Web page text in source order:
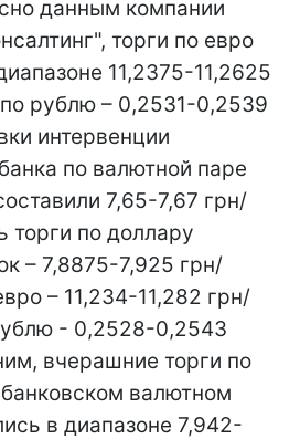
данным компании
торги по евро
11,2375-11,2625
рублю – 0,2531-0,2539
интервенции
по валютной паре
7,65-7,67 грн/
торги по доллару
– 7,8875-7,925 грн/
– 11,234-11,282 грн/
- 0,2528-0,2543
вчерашние торги по
валютном
в диапазоне 7,942-